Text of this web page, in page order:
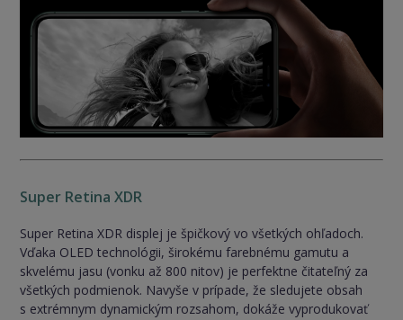
Super Retina XDR
Super Retina XDR displej je špičkový vo všetkých ohľadoch.
Vďaka OLED technológii, širokému farebnému gamutu a
skvelému jasu (vonku až 800 nitov) je perfektne čitateľný za
všetkých podmienok. Navyše v prípade, že sledujete obsah
s extrémnym dynamickým rozsahom, dokáže vyprodukovať